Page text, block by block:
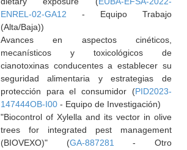
ENREL-02-GA12 - Equipo Trabajo
(Alta/Baja))
Avances en aspectos cinéticos,
mecanísticos y toxicológicos de
cianotoxinas conducentes a establecer su
seguridad alimentaria y estrategias de
protección para el consumidor (PID2023-
147444OB-I00- Equipo de Investigación)
"Biocontrol of Xylella and its vector in olive
trees for integrated pest management
(BIOVEXO)" (GA-887281
- Otro